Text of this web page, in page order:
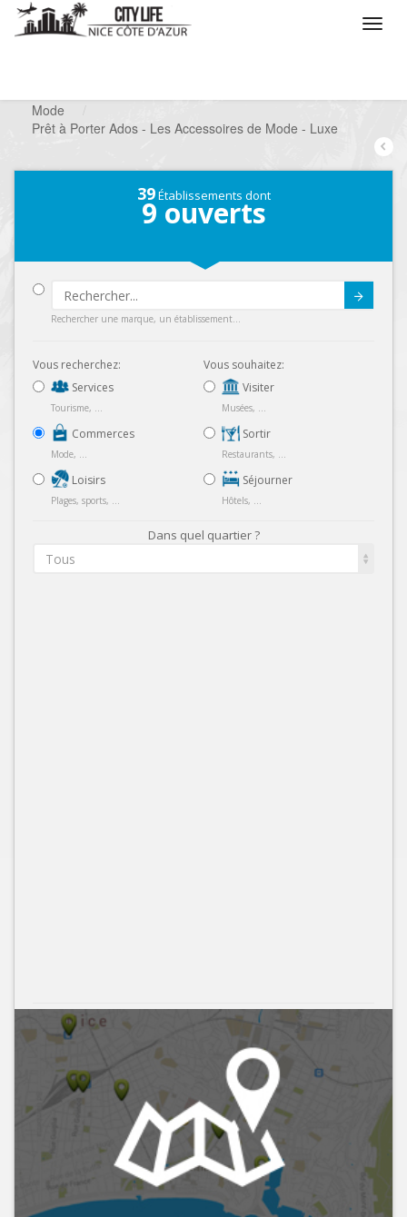
Mode
Prêt à Porter Ados - Les Accessoires de Mode - Luxe
39Établissements dont
9 ouverts
Rechercher une marque, un établissement...
Vous recherchez:
Services
Tourisme, ...
Commerces
Mode, ...
Loisirs
Plages, sports, ...
Vous souhaitez:
Visiter
Musées, ...
Sortir
Restaurants, ...
Séjourner
Hôtels, ...
Dans quel quartier ?
Tous